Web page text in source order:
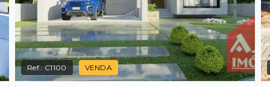
Ref.:C1100 VENDA